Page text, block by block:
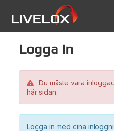
Logga in
Du måste vara
här sidan.
Logga in med dina